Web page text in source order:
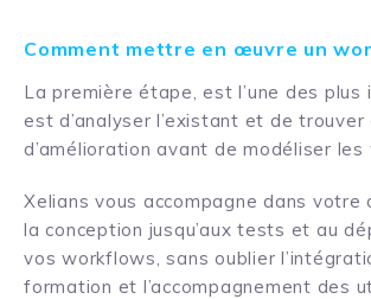
Comment mettre en œuvre un
La première étape, est l’une des plus
est d’analyser l’existant et de
d’amélioration avant de modéliser
Xelians vous accompagne dans votre
la conception jusqu’aux tests et au
vos workflows, sans oublier
formation et l’accompagnement des